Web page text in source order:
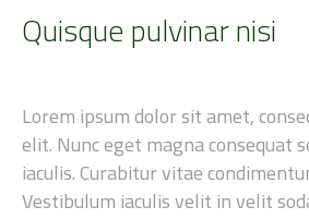
Quisque pulvinar nisi
Lorem ipsum dolor sit amet,
elit. Nunc eget magna consequat
iaculis. Curabitur vitae
Vestibulum iaculis velit in velit